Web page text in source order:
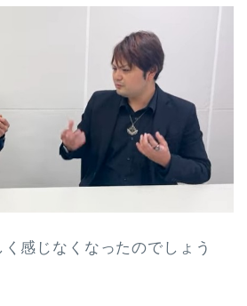
感じなくなったのでしょう